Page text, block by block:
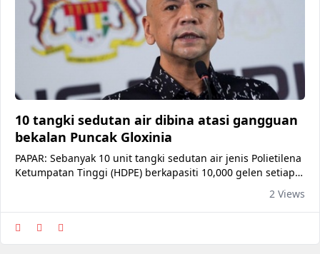
10 tangki sedutan air dibina atasi gangguan
bekalan Puncak Gloxinia
PAPAR: Sebanyak 10 unit tangki sedutan air jenis Polietilena
Ketumpatan Tinggi (HDPE) berkapasiti 10,000 gelen setiap
Kondominium Puncak Gloxinia, Kinarut bagi menangani
masalah gangguan bekalan air yang membelenggu
penduduk. Ahli Parlimen Papar, Datuk Armizan Ali berkata,
projek itu susulan Taklim
2 Views